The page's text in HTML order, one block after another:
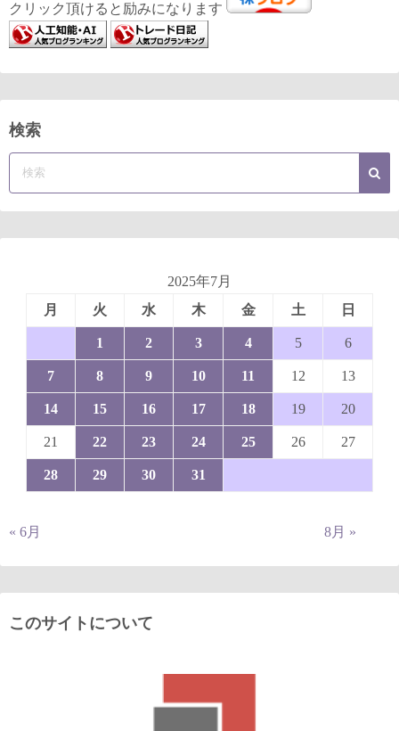
クリック頂けると励みになります
検索
2025年7月
月
火 水 木 金 土 日
1 2 3 4 5 6
7 8 9 10 11 12 13
14 15 16 17 18 19 20
21 22 23 24 25 26 27
28 29 30 31
« 6月 8月 »
このサイトについて